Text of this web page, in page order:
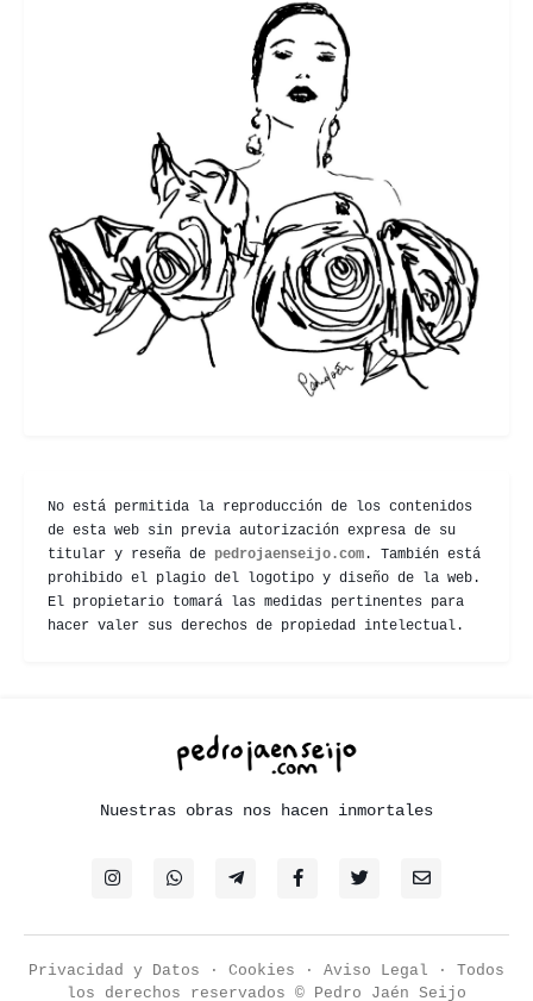
No está permitida la reproducción de los contenidos
de esta web sin previa autorización expresa de su
titular y reseña de pedrojaenseijo.com . También está
prohibido el plagio del logotipo y diseño de la web.
El propietario tomará las medidas pertinentes para
hacer valer sus derechos de propiedad intelectual.
Nuestras obras nos hacen inmortales
Privacidad y Datos · Cookies · Aviso Legal · Todos
los derechos reservados © Pedro Jaén Seijo